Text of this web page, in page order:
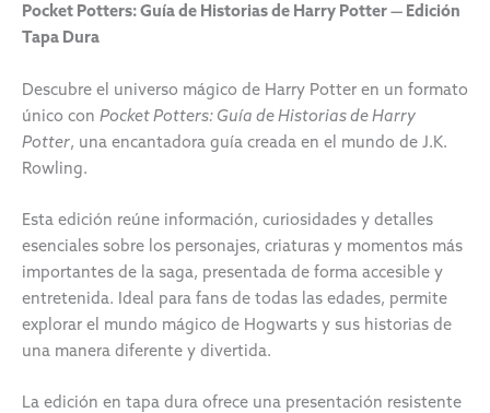
Pocket Potters: Guía de Historias de Harry Potter — Edición
Tapa Dura
Descubre el universo mágico de Harry Potter en un formato
único con Pocket Potters: Guía de Historias de Harry
Potter, una encantadora guía creada en el mundo de J.K.
Rowling.
Esta edición reúne información, curiosidades y detalles
esenciales sobre los personajes, criaturas y momentos más
importantes de la saga, presentada de forma accesible y
entretenida. Ideal para fans de todas las edades, permite
explorar el mundo mágico de Hogwarts y sus historias de
una manera diferente y divertida.
La edición en tapa dura ofrece una presentación resistente